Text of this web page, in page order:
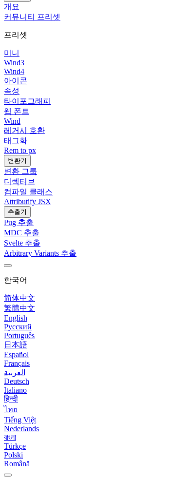
개요
커뮤니티 프리셋
프리셋
미니
Wind3
Wind4
아이콘
속성
타이포그래피
웹 폰트
Wind
레거시 호환
태그화
Rem to px
변환기
변환 그룹
디렉티브
컴파일 클래스
Attributify JSX
추출기
Pug 추출
MDC 추출
Svelte 추출
Arbitrary Variants 추출
한국어
简体中文
繁體中文
English
Русский
Português
日本語
Español
Français
العربية
Deutsch
Italiano
हिन्दी
ไทย
Tiếng Việt
Nederlands
বাংলা
Türkçe
Polski
Română